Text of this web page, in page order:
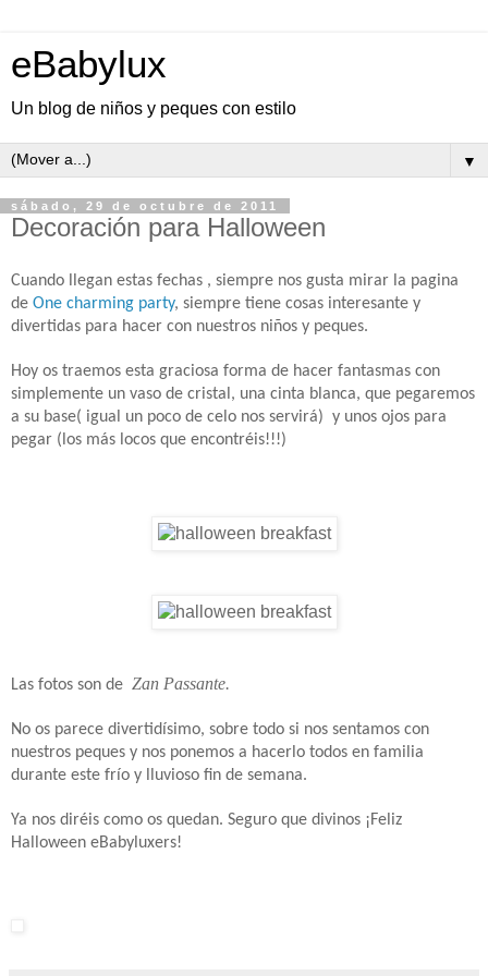
eBabylux
Un blog de niños y peques con estilo
▼
sábado, 29 de octubre de 2011
Decoración para Halloween
Cuando llegan estas fechas , siempre nos gusta mirar la pagina
de One charming party, siempre tiene cosas interesante y
divertidas para hacer con nuestros niños y peques.
Hoy os traemos esta graciosa forma de hacer fantasmas con
simplemente un vaso de cristal, una cinta blanca, que pegaremos
a su base( igual un poco de celo nos servirá) y unos ojos para
pegar (los más locos que encontréis!!!)
Las fotos son de Zan Passante.
No os parece divertidísimo, sobre todo si nos sentamos con
nuestros peques y nos ponemos a hacerlo todos en familia
durante este frío y lluvioso fin de semana.
Ya nos diréis como os quedan. Seguro que divinos ¡Feliz
Halloween eBabyluxers!